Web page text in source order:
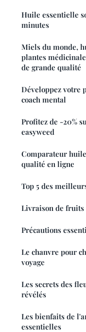
Huile essentielle
minutes
Miels du monde,
plantes
de grande qualité
Développez votre
coach mental
Profitez de -20%
easyweed
Comparateur
qualité en ligne
Top 5 des
Livraison de fruits
Précautions
Le chanvre pour
voyage
Les secrets des
révélés
Les bienfaits de
essentielles